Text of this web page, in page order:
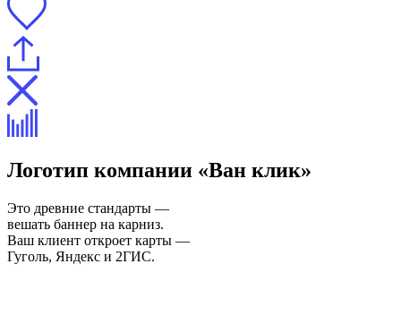
Логотип компании «Ван клик»
Это древние стандарты —
вешать баннер на карниз.
Ваш клиент откроет карты —
Гуголь, Яндекс и 2ГИС.